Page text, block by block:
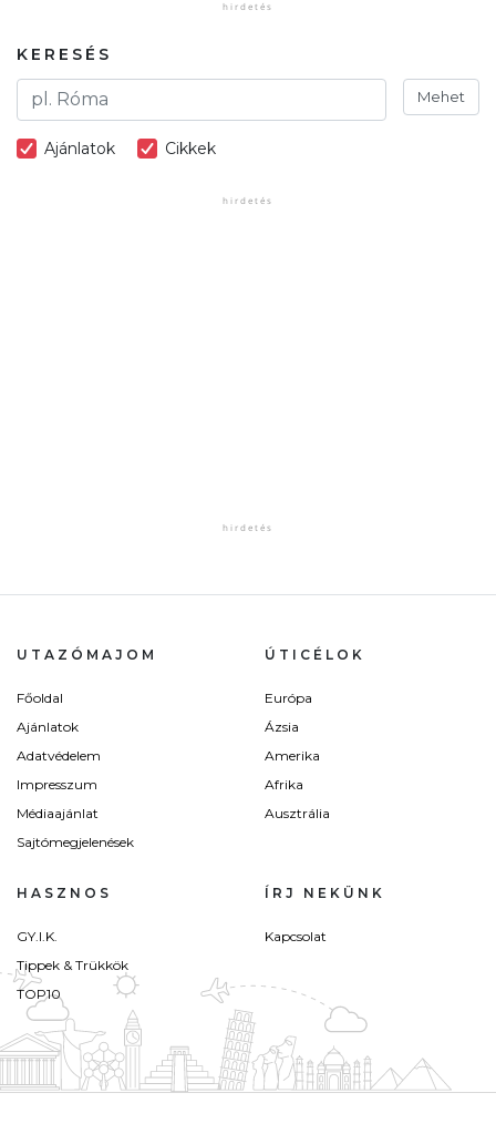
KERESÉS
Mehet
Ajánlatok Cikkek
UTAZÓMAJOM
Főoldal
Ajánlatok
Adatvédelem
Impresszum
Médiaajánlat
Sajtómegjelenések
ÚTICÉLOK
Európa
Ázsia
Amerika
Afrika
Ausztrália
HASZNOS
GY.I.K.
Tippek & Trükkök
TOP10
ÍRJ NEKÜNK
Kapcsolat